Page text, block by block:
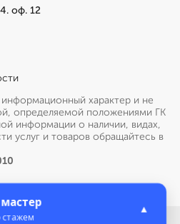
оф. 12
характер и не
определяемой положениями ГК
информации о наличии, видах,
услуг и товаров обращайтесь в
стажем
▲